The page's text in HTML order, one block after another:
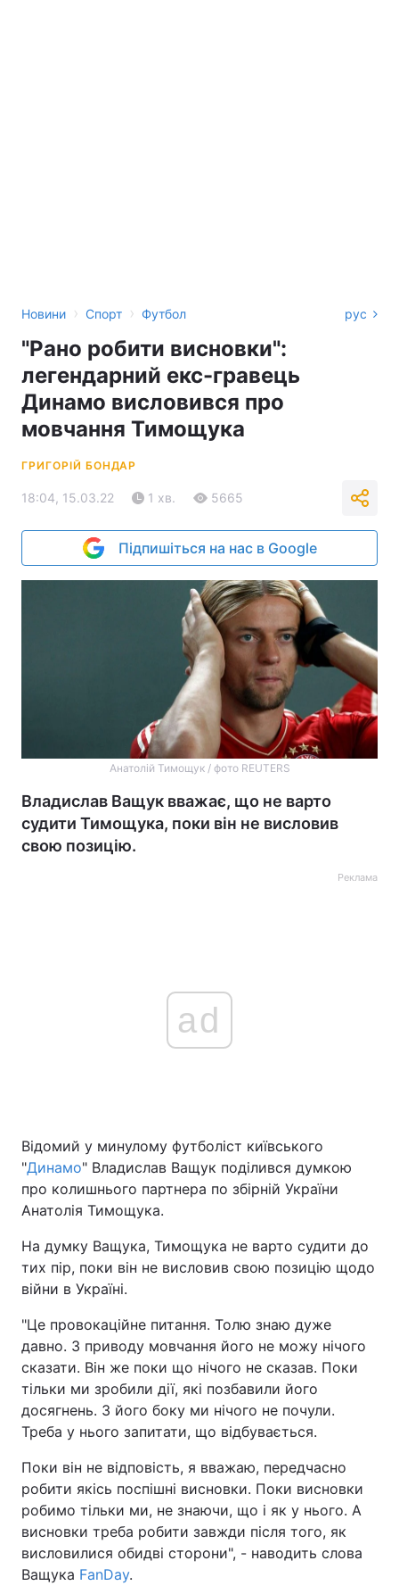
Новини › Спорт › Футбол рус
"Рано робити висновки":
легендарний екс-гравець
Динамо висловився про
мовчання Тимощука
ГРИГОРІЙ БОНДАР
18:04, 15.03.22 1 хв. 5665
Підпишіться на нас в Google
Анатолій Тимощук / фото REUTERS
Владислав Ващук вважає, що не варто
судити Тимощука, поки він не висловив
свою позицію.
Реклама
ad
Відомий у минулому футболіст київського
"Динамо" Владислав Ващук поділився думкою
про колишнього партнера по збірній України
Анатолія Тимощука.
На думку Ващука, Тимощука не варто судити до
тих пір, поки він не висловив свою позицію щодо
війни в Україні.
"Це провокаційне питання. Толю знаю дуже
давно. З приводу мовчання його не можу нічого
сказати. Він же поки що нічого не сказав. Поки
тільки ми зробили дії, які позбавили його
досягнень. З його боку ми нічого не почули.
Треба у нього запитати, що відбувається.
Поки він не відповість, я вважаю, передчасно
робити якісь поспішні висновки. Поки висновки
робимо тільки ми, не знаючи, що і як у нього. А
висновки треба робити завжди після того, як
висловилися обидві сторони", - наводить слова
Ващука FanDay.